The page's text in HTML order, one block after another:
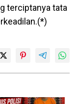
terciptanya tata